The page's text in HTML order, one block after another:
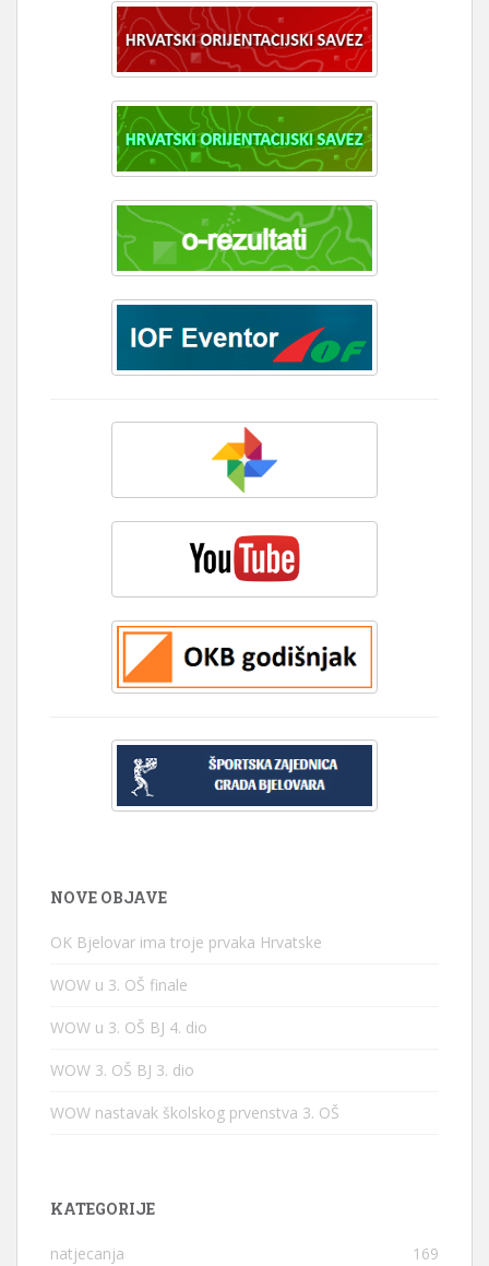
NOVE OBJAVE
OK Bjelovar ima troje prvaka Hrvatske
WOW u 3. OŠ finale
WOW u 3. OŠ BJ 4. dio
WOW 3. OŠ BJ 3. dio
WOW nastavak školskog prvenstva 3. OŠ
KATEGORIJE
natjecanja 169